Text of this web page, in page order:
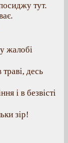
тут.
жалобі
десь
і в безвісті
зір!